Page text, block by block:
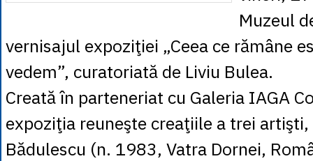
= 0.0425
1 RUB= 0.0530
1 TRY= 0.1141
1 UAH = 0.1048
1 XDR= 5.9383
1 ZAR= 0.2318
Muzeul
vernisajul expoziţiei „Ceea ce rămâne
vedem”, curatoriată de Liviu Bulea.
Creată în parteneriat cu Galeria IAGA
expoziţia reuneşte creaţiile a trei
Bădulescu (n. 1983, Vatra Dornei,